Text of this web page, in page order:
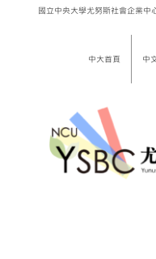
國立中央大學尤努斯社會企業中
中大首頁 中